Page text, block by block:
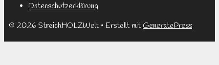
Datenschutzerklärung
© 2026 StreichHOLZWelt • Erstellt mit GeneratePress